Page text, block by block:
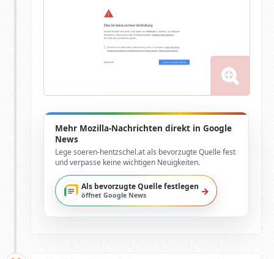
Mehr Mozilla-Nachrichten direkt in Google
News
Lege soeren-hentzschel.at als bevorzugte Quelle fest
und verpasse keine wichtigen Neuigkeiten.
Als bevorzugte Quelle festlegen
öffnet Google News →